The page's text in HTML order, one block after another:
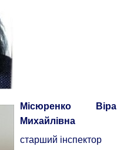
Місюренко Віра
Михайлівна
старший інспектор